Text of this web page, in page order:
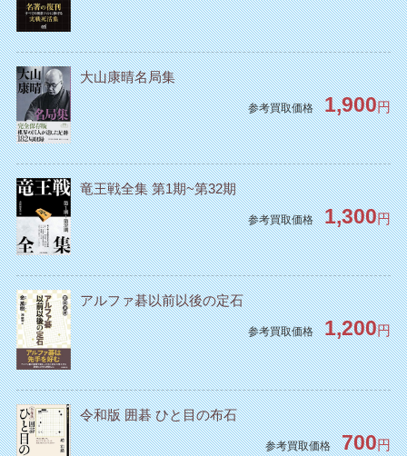
大山康晴名局集
参考買取価格 1,900円
竜王戦全集 第1期~第32期
参考買取価格 1,300円
アルファ碁以前以後の定石
参考買取価格 1,200円
令和版 囲碁 ひと目の布石
参考買取価格 700円